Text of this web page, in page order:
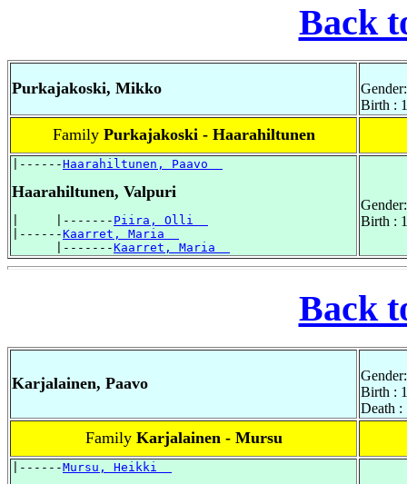
Back
Purkajakoski, Mikko
Birth :
Family Purkajakoski - Haarahiltunen
|------Haarahiltunen, Paavo
Haarahiltunen, Valpuri
|     |------- Piira, Olli
|------Kaarret, Maria
      |-------
Kaarret, Maria
Birth :
Back
Karjalainen, Paavo
Birth :
Death :
Family Karjalainen - Mursu
|------Mursu, Heikki